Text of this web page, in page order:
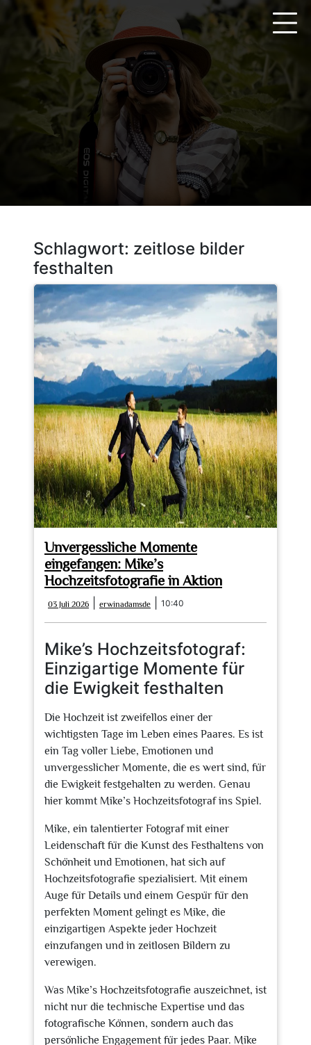
springen
Schlagwort: zeitlose bilder
festhalten
Unvergessliche Momente
eingefangen: Mike’s
Hochzeitsfotografie in Aktion
03 Juli 2026
Juli
2026
erwinadamsde erwinadamsde
10:40
Mike’s Hochzeitsfotograf:
Einzigartige Momente für
die Ewigkeit festhalten
Die Hochzeit ist zweifellos einer der
wichtigsten Tage im Leben eines Paares. Es ist
ein Tag voller Liebe, Emotionen und
unvergesslicher Momente, die es wert sind, für
die Ewigkeit festgehalten zu werden. Genau
hier kommt Mike’s Hochzeitsfotograf ins Spiel.
Mike, ein talentierter Fotograf mit einer
Leidenschaft für die Kunst des Festhaltens von
Schönheit und Emotionen, hat sich auf
Hochzeitsfotografie spezialisiert. Mit einem
Auge für Details und einem Gespür für den
perfekten Moment gelingt es Mike, die
einzigartigen Aspekte jeder Hochzeit
einzufangen und in zeitlosen Bildern zu
verewigen.
Was Mike’s Hochzeitsfotografie auszeichnet, ist
nicht nur die technische Expertise und das
fotografische Können, sondern auch das
persönliche Engagement für jedes Paar. Mike